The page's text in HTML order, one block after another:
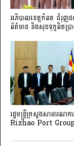
អភិបាលខេត្តកំពត ជំរុញដ
ព័ត៌មាន និងសុខទុក្ខពិតប្រ
រដ្ឋមន្រ្តីក្រសួងសាធារណ
Rizhao Port